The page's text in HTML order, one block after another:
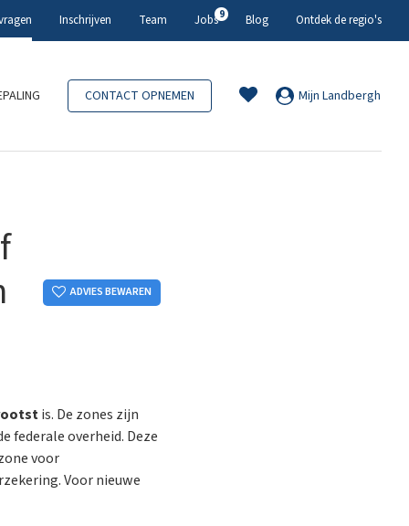
CONTACT OPNEMEN Mijn Landbergh
Inschrijven Team Jobs9 Blog Ontdek de regio's
ADVIES BEWAREN
is. De zones zijn
federale overheid. Deze
voor
Voor nieuwe